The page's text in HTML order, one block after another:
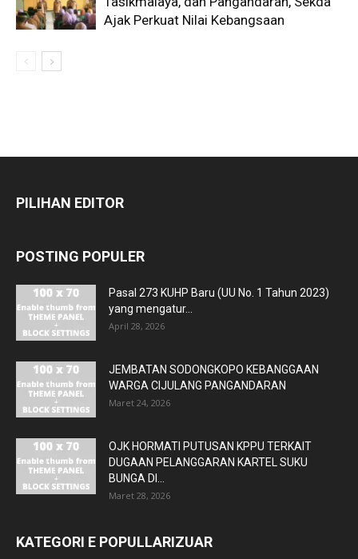
Ajak Perkuat Nilai Kebangsaan
PILIHAN EDITOR
POSTING POPULER
Pasal 273 KUHP Baru (UU No. 1 Tahun 2023)
yang mengatur...
April 28, 2026
JEMBATAN SODONGKOPO KEBANGGAAN
WARGA CIJULANG PANGANDARAN
Maret 24, 2026
OJK HORMATI PUTUSAN KPPU TERKAIT
DUGAAN PELANGGARAN KARTEL SUKU
BUNGA DI...
Maret 28, 2026
KATEGORI E POPULLARIZUAR